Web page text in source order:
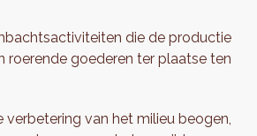
die de productie
roerende goederen ter plaatse ten
verbetering van het milieu beogen,